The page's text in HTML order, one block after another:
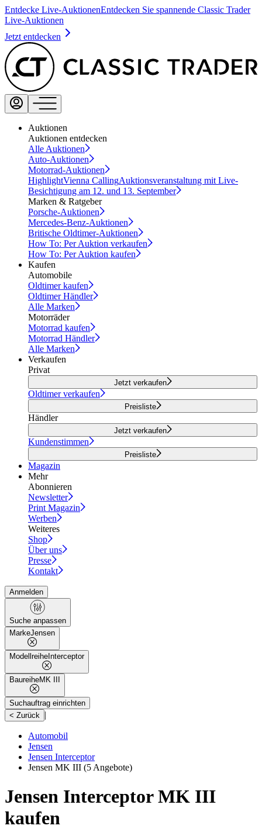
Entdecke Live-AuktionenEntdecken Sie spannende Classic Trader
Live-Auktionen
Jetzt entdecken
Auktionen
Auktionen entdecken
Alle Auktionen
Auto-Auktionen
Motorrad-Auktionen
HighlightVienna CallingAuktionsveranstaltung mit Live-
Besichtigung am 12. und 13. September
Marken & Ratgeber
Porsche-Auktionen
Mercedes-Benz-Auktionen
Britische Oldtimer-Auktionen
How To: Per Auktion verkaufen
How To: Per Auktion kaufen
Kaufen
Automobile
Oldtimer kaufen
Oldtimer Händler
Alle Marken
Motorräder
Motorrad kaufen
Motorrad Händler
Alle Marken
Verkaufen
Privat
Jetzt verkaufen
Oldtimer verkaufen
Preisliste
Händler
Jetzt verkaufen
Kundenstimmen
Preisliste
Magazin
Mehr
Abonnieren
Newsletter
Print Magazin
Werben
Weiteres
Shop
Über uns
Presse
Kontakt
Anmelden
Suche anpassen
MarkeJensen
Modellreihe Interceptor
BaureiheMK III
Suchauftrag einrichten
< Zurück |
Automobil
Jensen
Jensen Interceptor
Jensen MK III (5 Angebote)
Jensen Interceptor MK III
kaufen